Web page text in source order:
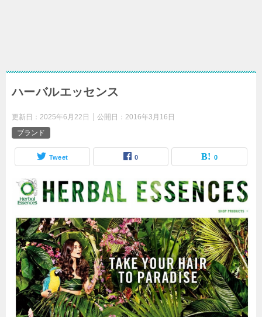
ハーバルエッセンス
更新日： 2025年6月22日 公開日： 2016年3月16日
ブランド
Tweet 0 0